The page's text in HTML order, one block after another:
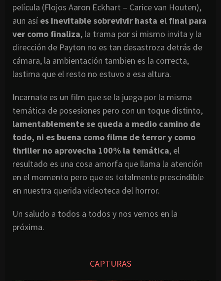
película (Flojos Aaron Eckhart – Carice van Houten),
aun así es inevitable sobrevivir hasta el final para
ver como finaliza, la trama por si mismo invita y la
dirección de Payton no es tan desastroza detrás de
cámara, la ambientación tambien es la correcta,
lastima que el resto no estuvo a esa altura.
Incarnate es un film que se la juega por la misma
temática de posesiones pero con un toque distinto,
lamentablemente se queda a medio camino de
todo, ni es buena como filme de terror y como
thriller no aprovecha 100% la temática, el
resultado es una cosa amorfa que llama la atención
en el momento pero que es totalmente prescindible
en nuestra querida videoteca del horror.
Un saludo a todos a todos y nos vemos en la
próxima.
CAPTURAS